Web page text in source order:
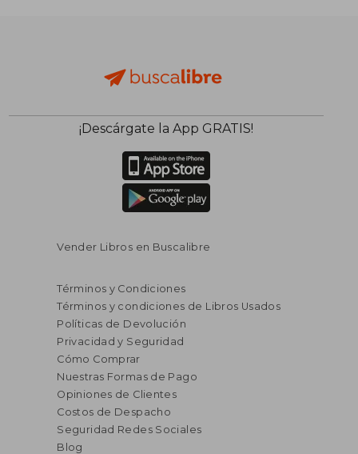
¡Descárgate la App GRATIS!
Vender Libros en Buscalibre
Términos y Condiciones
Términos y condiciones de Libros Usados
Políticas de Devolución
Privacidad y Seguridad
Cómo Comprar
Nuestras Formas de Pago
Opiniones de Clientes
Costos de Despacho
Seguridad Redes Sociales
Blog